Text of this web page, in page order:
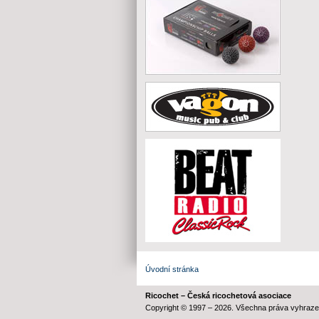
Úvodní stránka
Ricochet – Česká ricochetová asociace
Copyright © 1997 – 2026. Všechna práva